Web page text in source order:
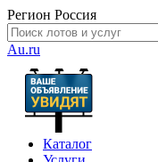
Регион Россия
Au.ru
Каталог